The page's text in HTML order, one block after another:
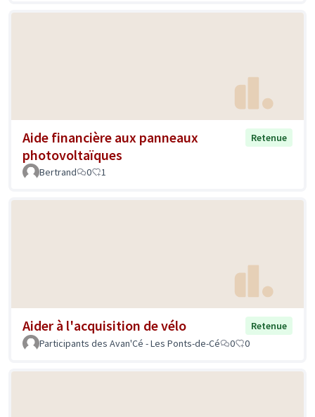
Aide financière aux panneaux
photovoltaïques
Retenue
Bertrand 0 1
Aider à l'acquisition de vélo
Retenue
Participants des Avan'Cé - Les Ponts-de-Cé
0 0